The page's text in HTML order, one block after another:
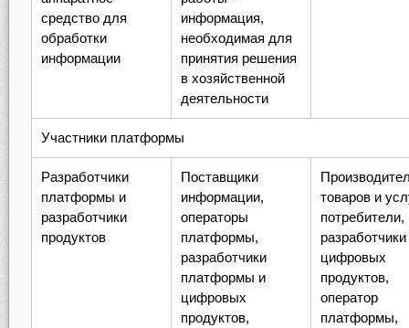
средство для
обработки
информации
информация,
необходимая для
принятия решения
в хозяйственной
деятельности
Участники платформы
Разработчики
платформы и
разработчики
продуктов
Поставщики
информации,
операторы
платформы,
разработчики
платформы и
цифровых
продуктов,
товаров и
потребители,
разработчики
цифровых
продуктов,
оператор
платформы,